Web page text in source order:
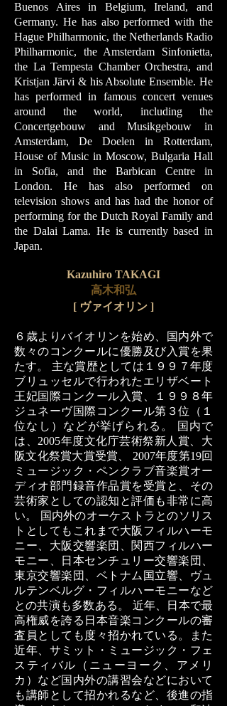
Buenos Aires in Belgium, Ireland, and
Germany. He has also performed with the
Hague Philharmonic, the Netherlands Radio
Philharmonic, the Amsterdam Sinfonietta,
the La Tempesta Chamber Orchestra, and
Kristjan Järvi & his Absolute Ensemble. He
has performed in famous concert venues
around the world, including the
Concertgebouw and Musikgebouw in
Amsterdam, De Doelen in Rotterdam,
House of Music in Moscow, Bulgaria Hall
in Sofia, and the Barbican Centre in
London. He has also performed on
television shows and has had the honor of
performing for the Dutch Royal Family and
the Dalai Lama. He is currently based in
Japan.
Kazuhiro TAKAGI
高木和弘
[ ヴァイオリン ]
６歳よりバイオリンを始め、国内外で
数々のコンクールに優勝及び入賞を果
たす。 主な賞歴としては１９９７年度
ブリュッセルで行われたエリザベート
王妃国際コンクール入賞、１９９８年
ジュネーヴ国際コンクール第３位（１
位なし）などが挙げられる。 国内で
は、2005年度文化庁芸術祭新人賞、大
阪文化祭賞大賞受賞、 2007年度第19回
ミュージック・ペンクラブ音楽賞オー
ディオ部門録音作品賞を受賞と、その
芸術家としての認知と評価も非常に高
い。 国内外のオーケストラとのソリス
トとしてもこれまで大阪フィルハーモ
ニー、大阪交響楽団、関西フィルハー
モニー、日本センチュリー交響楽団、
東京交響楽団、ベトナム国立響、ヴュ
ルテンベルグ・フィルハーモニーなど
との共演も多数ある。 近年、日本で最
高権威を誇る日本音楽コンクールの審
査員としても度々招かれている。また
近年、サミット・ミュージック・フェ
スティバル（ニューヨーク、アメリ
カ）など国内外の講習会などにおいて
も講師として招かれるなど、後進の指